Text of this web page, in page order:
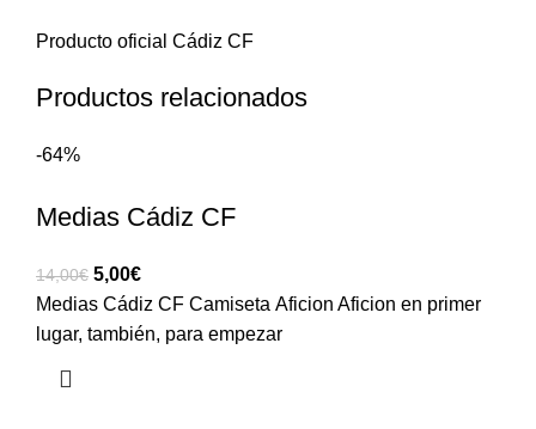
Producto oficial Cádiz CF
Productos relacionados
-64%
Medias Cádiz CF
14,00€ 5,00€
Medias Cádiz CF Camiseta Aficion Aficion en primer
lugar, también, para empezar